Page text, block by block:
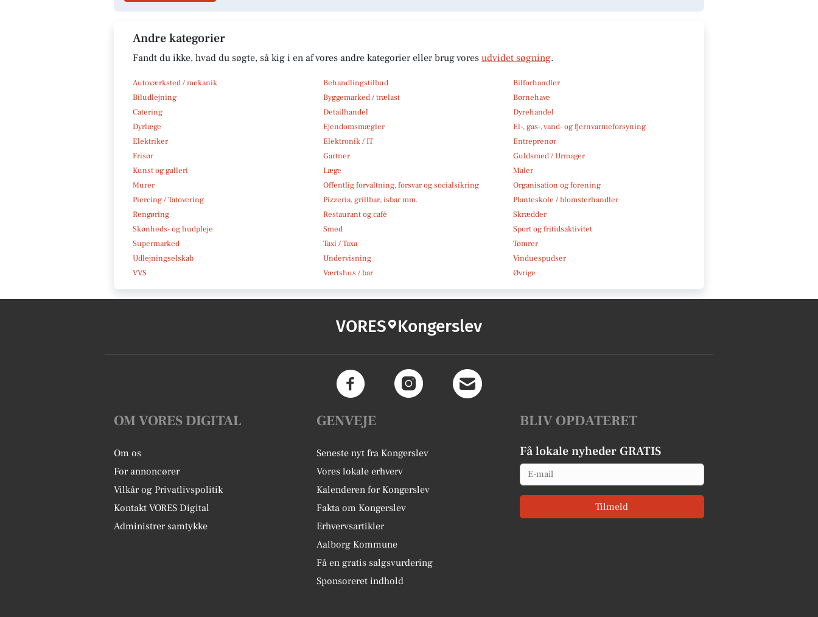
Andre kategorier
Fandt du ikke, hvad du søgte, så kig i en af vores andre kategorier eller brug vores udvidet søgning.
Autoværksted / mekanik Behandlingstilbud
Bilforhandler
Biludlejning
Byggemarked / trælast
Børnehave
Catering
Detailhandel
Dyrehandel
Dyrlæge
Ejendomsmægler
El-, gas-, vand- og fjernvarmeforsyning
Elektriker
Elektronik / IT
Entreprenør
Frisør
Gartner
Guldsmed / Urmager
Kunst og galleri
Læge
Maler
Murer
Offentlig forvaltning, forsvar og socialsikring
Organisation og forening
Piercing / Tatovering
Pizzeria, grillbar, isbar mm.
Planteskole / blomsterhandler
Rengøring
Restaurant og café
Skrædder
Skønheds- og hudpleje
Smed
Sport og fritidsaktivitet
Supermarked
Taxi / Taxa
Tømrer
Udlejningselskab
Undervisning
Vinduespudser
VVS
Værtshus / bar Øvrige
VORES Kongerslev
OM VORES DIGITAL
Om os
For annoncører
Vilkår og Privatlivspolitik
Kontakt VORES Digital
Administrer samtykke
GENVEJE
Seneste nyt fra Kongerslev
Vores lokale erhverv
Kalenderen for Kongerslev
Fakta om Kongerslev
Erhvervsartikler
Aalborg Kommune
Få en gratis salgsvurdering
Sponsoreret indhold
BLIV OPDATERET
Få lokale nyheder GRATIS
Email
Tilmeld